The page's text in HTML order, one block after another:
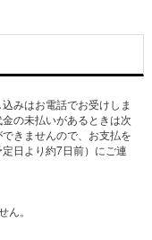
みはお電話でお受けしま
の未払いがあるときは次
きませんので、お支払を
日より約7日前）にご連
。